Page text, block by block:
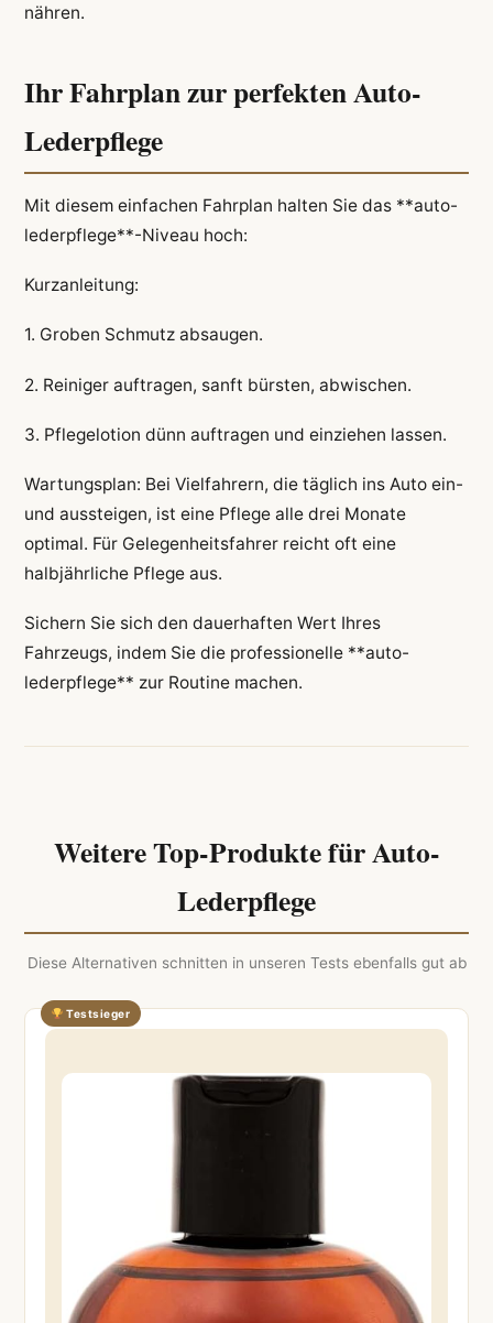
nähren.
Ihr Fahrplan zur perfekten Auto-
Lederpflege
Mit diesem einfachen Fahrplan halten Sie das **auto-
lederpflege**-Niveau hoch:
Kurzanleitung:
1. Groben Schmutz absaugen.
2. Reiniger auftragen, sanft bürsten, abwischen.
3. Pflegelotion dünn auftragen und einziehen lassen.
Wartungsplan: Bei Vielfahrern, die täglich ins Auto ein-
und aussteigen, ist eine Pflege alle drei Monate
optimal. Für Gelegenheitsfahrer reicht oft eine
halbjährliche Pflege aus.
Sichern Sie sich den dauerhaften Wert Ihres
Fahrzeugs, indem Sie die professionelle **auto-
lederpflege** zur Routine machen.
Weitere Top-Produkte für Auto-
Lederpflege
Diese Alternativen schnitten in unseren Tests ebenfalls gut ab
Testsieger